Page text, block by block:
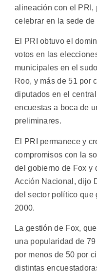
alineación con el PRI,
celebrar en la sede de
El PRI obtuvo el
votos en las
municipales en el
Roo, y más de 51 por
diputados en el
encuestas a boca de
preliminares.
El PRI permanece y
compromisos con la
del gobierno de Fox y
Acción Nacional, dijo
del sector político que
2000.
La gestión de Fox,
una popularidad de
por menos de 50 por
distintas